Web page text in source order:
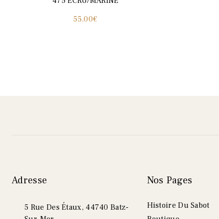
55.00€
Adresse
5 Rue Des Étaux, 44740 Batz-
Nos Pages
Histoire Du Sabot